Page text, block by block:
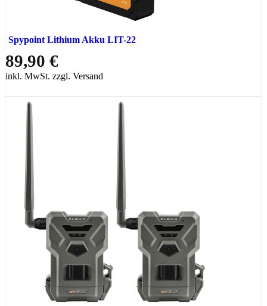
Spypoint Lithium Akku LIT-22
89,90 €
inkl. MwSt. zzgl. Versand